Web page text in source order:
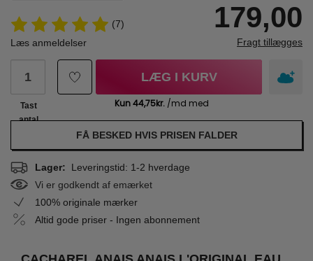
(7)
Læs anmeldelser
179,00
Fragt tillægges
Tast
antal
LÆG I KURV
FÅ BESKED HVIS PRISEN FALDER
Lager: Leveringstid: 1-2 hverdage
Vi er godkendt af emærket
100% originale mærker
Altid gode priser - Ingen abonnement